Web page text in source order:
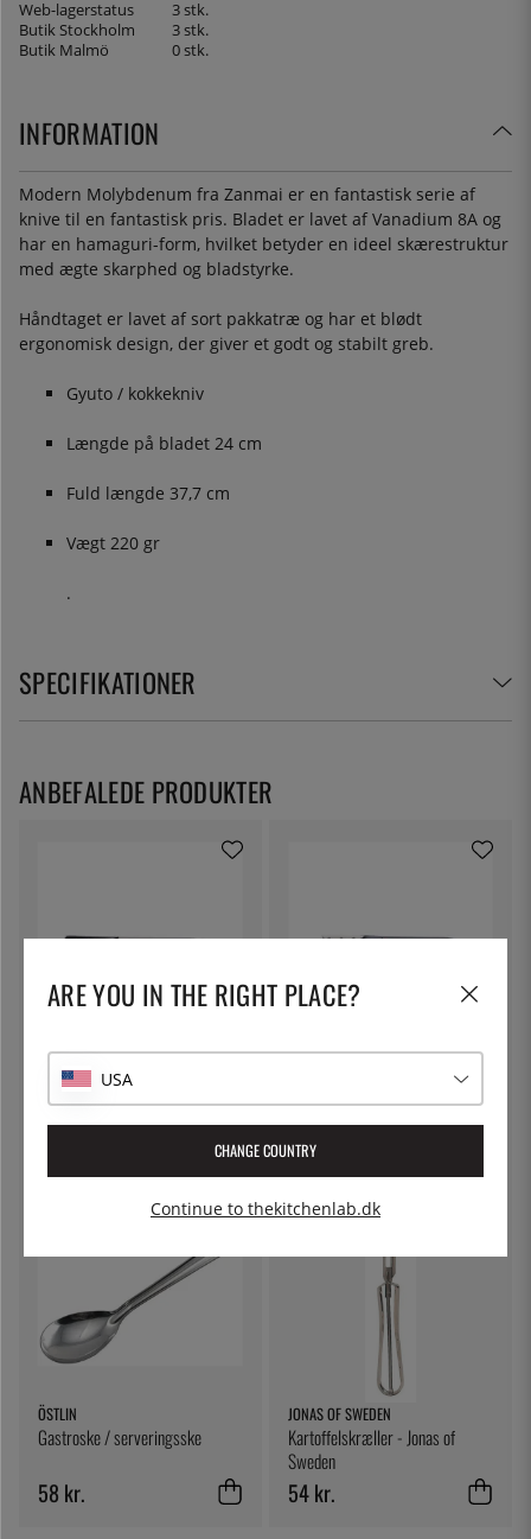
Web-lagerstatus
3 stk.
Butik Stockholm
3 stk.
Butik Malmö
0 stk.
INFORMATION
Modern Molybdenum fra Zanmai er en fantastisk serie af
knive til en fantastisk pris. Bladet er lavet af Vanadium 8A og
har en hamaguri-form, hvilket betyder en ideel skærestruktur
med ægte skarphed og bladstyrke.
Håndtaget er lavet af sort pakkatræ og har et blødt
ergonomisk design, der giver et godt og stabilt greb.
Gyuto / kokkekniv
Længde på bladet 24 cm
Fuld længde 37,7 cm
Vægt 220 gr
.
SPECIFIKATIONER
MCUSTA/ZANMAI
Gyuto, 21 cm, moderne
molybdæn - Mcusta/Zanmai
MCUSTA/ZANMAI
Gyuto, 24cm, Classic Damaskus
Corian - Mcusta/Zanmai
2 458 kr.
ÖSTLIN
Gastroske / serveringsske
58 kr.
JONAS OF SWEDEN
Kartoffelskræller - Jonas of
Sweden
54 kr.
ANBEFALEDE PRODUKTER
ARE YOU IN THE RIGHT PLACE?
USA
CHANGE COUNTRY
Continue to thekitchenlab.dk